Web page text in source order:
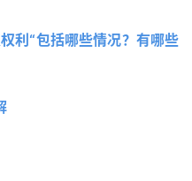
利“包括哪些情况？有哪些